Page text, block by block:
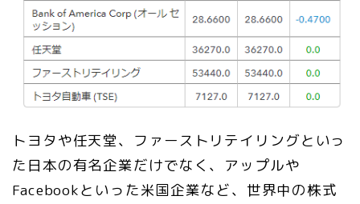
トヨタや任天堂、ファーストリテイリングといっ
た日本の有名企業だけでなく、アップルや
Facebookといった米国企業など、世界中の株式